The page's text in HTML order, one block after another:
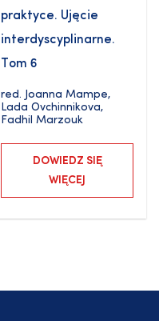
praktyce. Ujęcie
interdyscyplinarne.
Tom 6
red. Joanna Mampe,
Lada Ovchinnikova,
Fadhil Marzouk
DOWIEDZ SIĘ
WIĘCEJ